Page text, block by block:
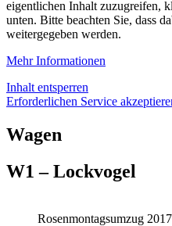
eigentlichen Inhalt zuzugreifen,
unten. Bitte beachten Sie, dass
weitergegeben werden.
Mehr Informationen
Inhalt entsperren
Erforderlichen Service
Wagen
W1 – Lockvogel
Rosenmontagsumzug